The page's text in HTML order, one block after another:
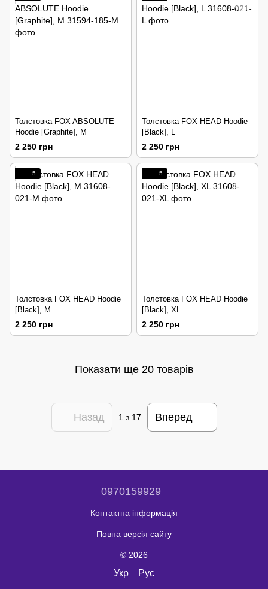
Толстовка FOX ABSOLUTE
Hoodie [Graphite], M
2 250 грн
Толстовка FOX HEAD Hoodie
[Black], L
2 250 грн
5
Толстовка FOX HEAD Hoodie
[Black], M
2 250 грн
5
Толстовка FOX HEAD Hoodie
[Black], XL
2 250 грн
Показати ще 20 товарів
Назад 1з 17 Вперед
0970159929
Контактна інформація
Повна версія сайту
© 2026
Укр Рус